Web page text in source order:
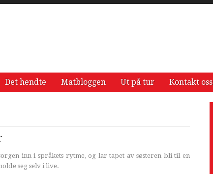
Det hendte Matbloggen Ut på tur Kontakt oss
inn i språkets rytme, og lar tapet av søsteren bli til en
seg selv i live.